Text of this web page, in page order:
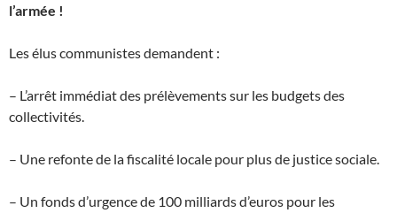
l’armée !
Les élus communistes demandent :
– L’arrêt immédiat des prélèvements sur les budgets des
collectivités.
– Une refonte de la fiscalité locale pour plus de justice sociale.
– Un fonds d’urgence de 100 milliards d’euros pour les